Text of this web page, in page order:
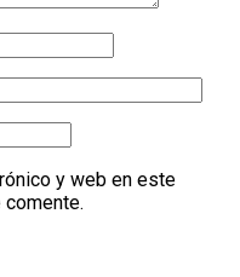
y web en este
comente.